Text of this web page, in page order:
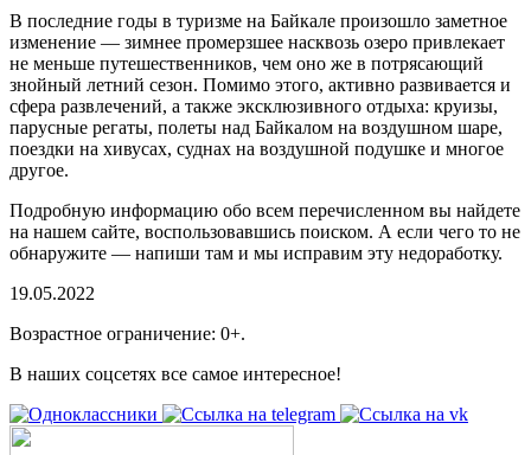
В последние годы в туризме на Байкале произошло заметное
изменение — зимнее промерзшее насквозь озеро привлекает
не меньше путешественников, чем оно же в потрясающий
знойный летний сезон. Помимо этого, активно развивается и
сфера развлечений, а также эксклюзивного отдыха: круизы,
парусные регаты, полеты над Байкалом на воздушном шаре,
поездки на хивусах, суднах на воздушной подушке и многое
другое.
Подробную информацию обо всем перечисленном вы найдете
на нашем сайте, воспользовавшись поиском. А если чего то не
обнаружите — напиши там и мы исправим эту недоработку.
19.05.2022
Возрастное ограничение: 0+.
В наших соцсетях все самое интересное!